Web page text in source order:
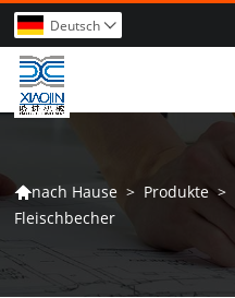
Deutsch 
nach Hause > Produkte >
Fleischbecher